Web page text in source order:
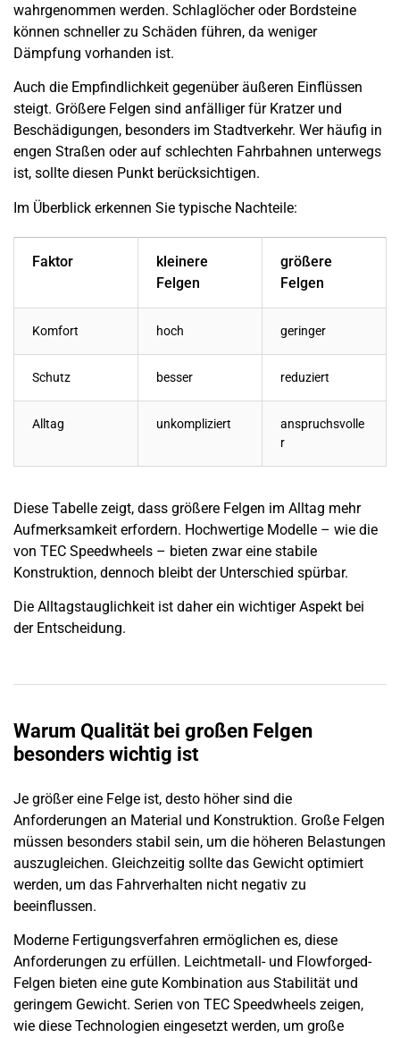
wahrgenommen werden. Schlaglöcher oder Bordsteine
können schneller zu Schäden führen, da weniger
Dämpfung vorhanden ist.
Auch die Empfindlichkeit gegenüber äußeren Einflüssen
steigt. Größere Felgen sind anfälliger für Kratzer und
Beschädigungen, besonders im Stadtverkehr. Wer häufig in
engen Straßen oder auf schlechten Fahrbahnen unterwegs
ist, sollte diesen Punkt berücksichtigen.
Im Überblick erkennen Sie typische Nachteile:
Faktor
kleinere
Felgen
größere
Felgen
Komfort hoch geringer
Schutz besser reduziert
Alltag unkompliziert
anspruchsvolle
r
Diese Tabelle zeigt, dass größere Felgen im Alltag mehr
Aufmerksamkeit erfordern. Hochwertige Modelle – wie die
von TEC Speedwheels – bieten zwar eine stabile
Konstruktion, dennoch bleibt der Unterschied spürbar.
Die Alltagstauglichkeit ist daher ein wichtiger Aspekt bei
der Entscheidung.
Warum Qualität bei großen Felgen
besonders wichtig ist
Je größer eine Felge ist, desto höher sind die
Anforderungen an Material und Konstruktion. Große Felgen
müssen besonders stabil sein, um die höheren Belastungen
auszugleichen. Gleichzeitig sollte das Gewicht optimiert
werden, um das Fahrverhalten nicht negativ zu
beeinflussen.
Moderne Fertigungsverfahren ermöglichen es, diese
Anforderungen zu erfüllen. Leichtmetall- und Flowforged-
Felgen bieten eine gute Kombination aus Stabilität und
geringem Gewicht. Serien von TEC Speedwheels zeigen,
wie diese Technologien eingesetzt werden, um große